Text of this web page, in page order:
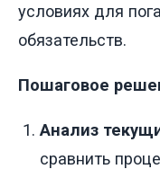
условиях для
обязательств.
Пошаговое
Анализ
сравнить